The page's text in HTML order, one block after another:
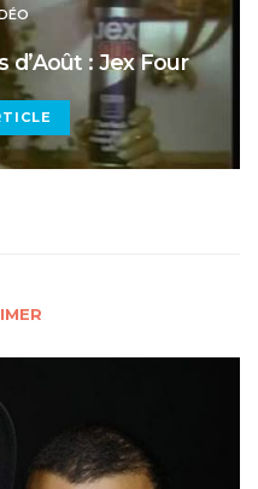
d’Août : Jex Four